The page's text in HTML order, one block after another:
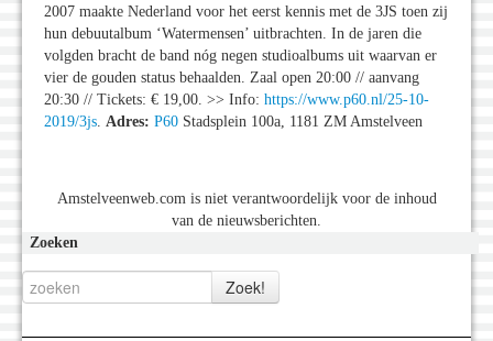
2007 maakte Nederland voor het eerst kennis met de 3JS toen zij
hun debuutalbum ‘Watermensen’ uitbrachten. In de jaren die
volgden bracht de band nóg negen studioalbums uit waarvan er
vier de gouden status behaalden. Zaal open 20:00 // aanvang
20:30 // Tickets: € 19,00. >> Info: https://www.p60.nl/25-10-
2019/3js. Adres: P60 Stadsplein 100a, 1181 ZM Amstelveen
Amstelveenweb.com is niet verantwoordelijk voor de inhoud
van de nieuwsberichten.
Zoeken